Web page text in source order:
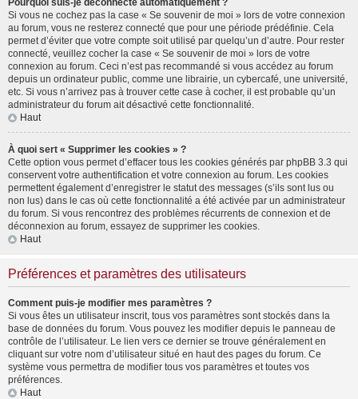
Pourquoi suis-je déconnecté automatiquement ?
Si vous ne cochez pas la case « Se souvenir de moi » lors de votre connexion
au forum, vous ne resterez connecté que pour une période prédéfinie. Cela
permet d’éviter que votre compte soit utilisé par quelqu’un d’autre. Pour rester
connecté, veuillez cocher la case « Se souvenir de moi » lors de votre
connexion au forum. Ceci n’est pas recommandé si vous accédez au forum
depuis un ordinateur public, comme une librairie, un cybercafé, une université,
etc. Si vous n’arrivez pas à trouver cette case à cocher, il est probable qu’un
administrateur du forum ait désactivé cette fonctionnalité.
Haut
À quoi sert « Supprimer les cookies » ?
Cette option vous permet d’effacer tous les cookies générés par phpBB 3.3 qui
conservent votre authentification et votre connexion au forum. Les cookies
permettent également d’enregistrer le statut des messages (s’ils sont lus ou
non lus) dans le cas où cette fonctionnalité a été activée par un administrateur
du forum. Si vous rencontrez des problèmes récurrents de connexion et de
déconnexion au forum, essayez de supprimer les cookies.
Haut
Préférences et paramètres des utilisateurs
Comment puis-je modifier mes paramètres ?
Si vous êtes un utilisateur inscrit, tous vos paramètres sont stockés dans la
base de données du forum. Vous pouvez les modifier depuis le panneau de
contrôle de l’utilisateur. Le lien vers ce dernier se trouve généralement en
cliquant sur votre nom d’utilisateur situé en haut des pages du forum. Ce
système vous permettra de modifier tous vos paramètres et toutes vos
préférences.
Haut